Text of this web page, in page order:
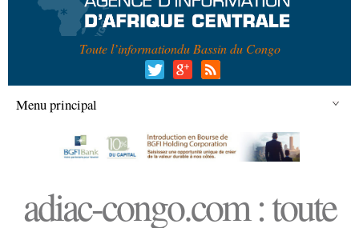
Toute l’informationdu Bassin du Congo
Menu principal
adiac-congo.com : toute